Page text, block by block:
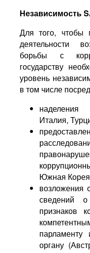
Независимость
Для того, чтобы
деятельности
борьбы с
государству
уровень
в том числе
наделения
Италия,
Южная
возложения
сведений
признаков
парламенту
органу